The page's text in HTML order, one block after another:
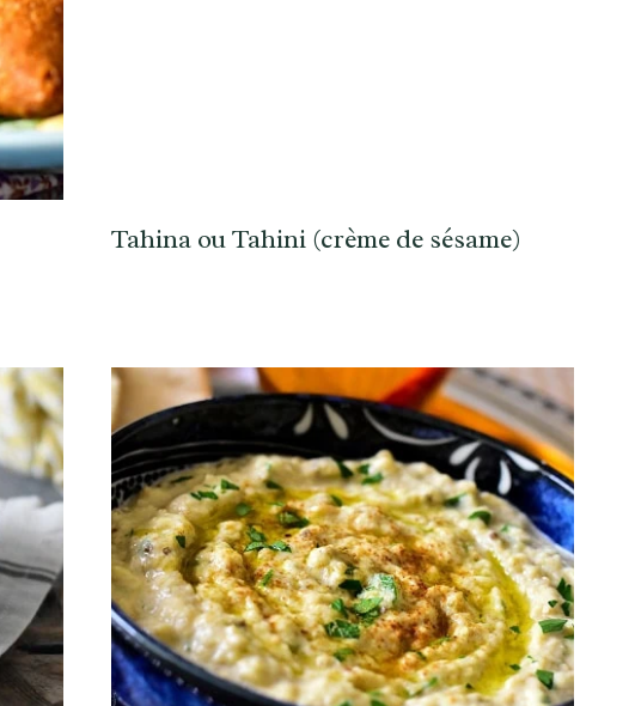
Tahina ou Tahini (crème de sésame)